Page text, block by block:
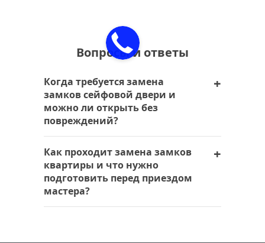
Вопросы и ответы
Когда требуется замена
замков сейфовой двери и
можно ли открыть без
повреждений?
Замена замков требуется в ситуации,
когда ключи потеряны, механизм
вышел из строя или появились
проблемы с безопасностью входной
металлической двери. В таком случае
лучше сразу вызвать мастера, так как
Как проходит замена замков
квартиры и что нужно
подготовить перед приездом
мастера?
Перед заменой замков необходимо